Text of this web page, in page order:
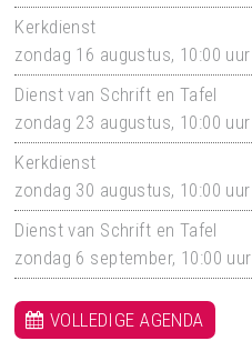
Kerkdienst
zondag 16 augustus, 10:00 uur
Dienst van Schrift en Tafel
zondag 23 augustus, 10:00 uur
Kerkdienst
zondag 30 augustus, 10:00 uur
Dienst van Schrift en Tafel
zondag 6 september, 10:00 uur
VOLLEDIGE AGENDA